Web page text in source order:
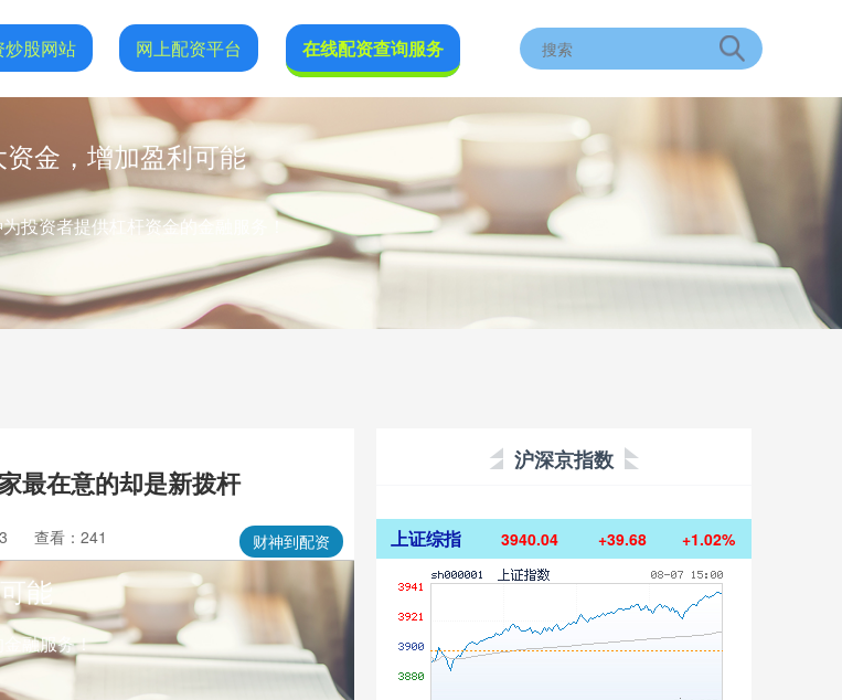
炒股网站 网上配资平台 在线配资查询服务
资金，增加盈利可能
投资者提供杠杆资金的金融服务！
最在意的却是新拨杆
财神到配资
查看：241
能
融服务！
沪深京指数
上证综指 3940.04 +39.68 +1.02%